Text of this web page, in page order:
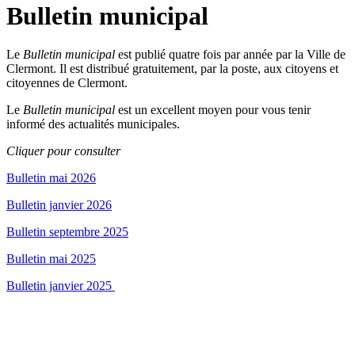
Bulletin municipal
Le Bulletin municipal est publié quatre fois par année par la Ville de
Clermont. Il est distribué gratuitement, par la poste, aux citoyens et
citoyennes de Clermont.
Le Bulletin municipal est un excellent moyen pour vous tenir
informé des actualités municipales.
Cliquer pour consulter
Bulletin mai 2026
Bulletin janvier 2026
Bulletin septembre 2025
Bulletin mai 2025
Bulletin janvier 2025